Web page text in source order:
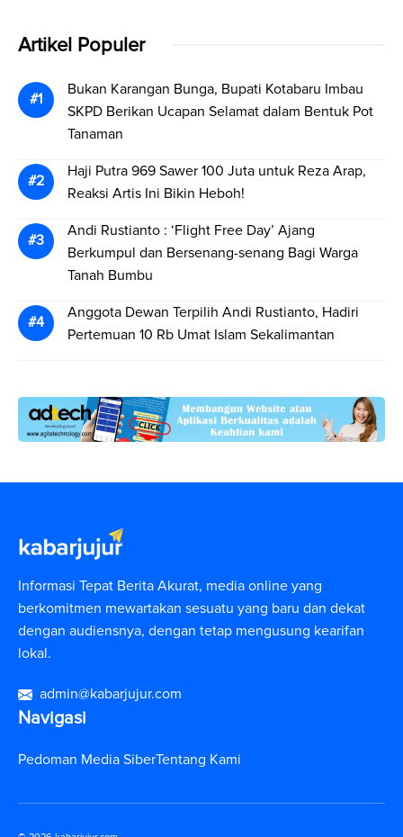
Artikel Populer
Bukan Karangan Bunga, Bupati Kotabaru Imbau
SKPD Berikan Ucapan Selamat dalam Bentuk Pot
Tanaman
Haji Putra 969 Sawer 100 Juta untuk Reza Arap,
Reaksi Artis Ini Bikin Heboh!
Andi Rustianto : ‘Flight Free Day’ Ajang
Berkumpul dan Bersenang-senang Bagi Warga
Tanah Bumbu
Anggota Dewan Terpilih Andi Rustianto, Hadiri
Pertemuan 10 Rb Umat Islam Sekalimantan
Informasi Tepat Berita Akurat, media online yang
berkomitmen mewartakan sesuatu yang baru dan dekat
dengan audiensnya, dengan tetap mengusung kearifan
lokal.
admin@kabarjujur.com
Navigasi
Pedoman Media SiberTentang Kami